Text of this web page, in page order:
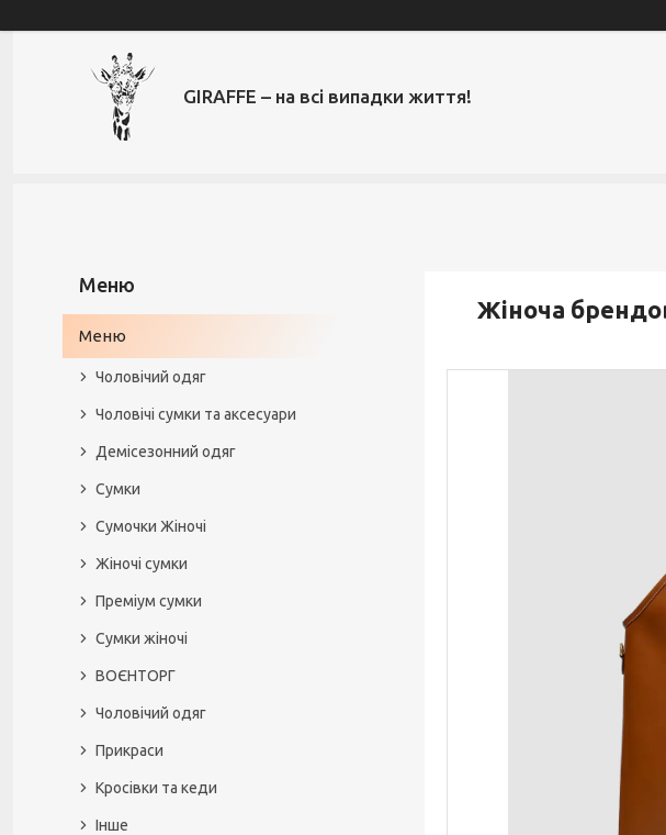
GIRAFFE – на всі випадки життя!
Жіноча
Меню
Чоловічий одяг
Чоловічі сумки та аксесуари
Демісезонний одяг
Сумки
Сумочки Жіночі
Жіночі сумки
Преміум сумки
Сумки жіночі
ВОЄНТОРГ
Чоловічий одяг
Прикраси
Кросівки та кеди
Інше